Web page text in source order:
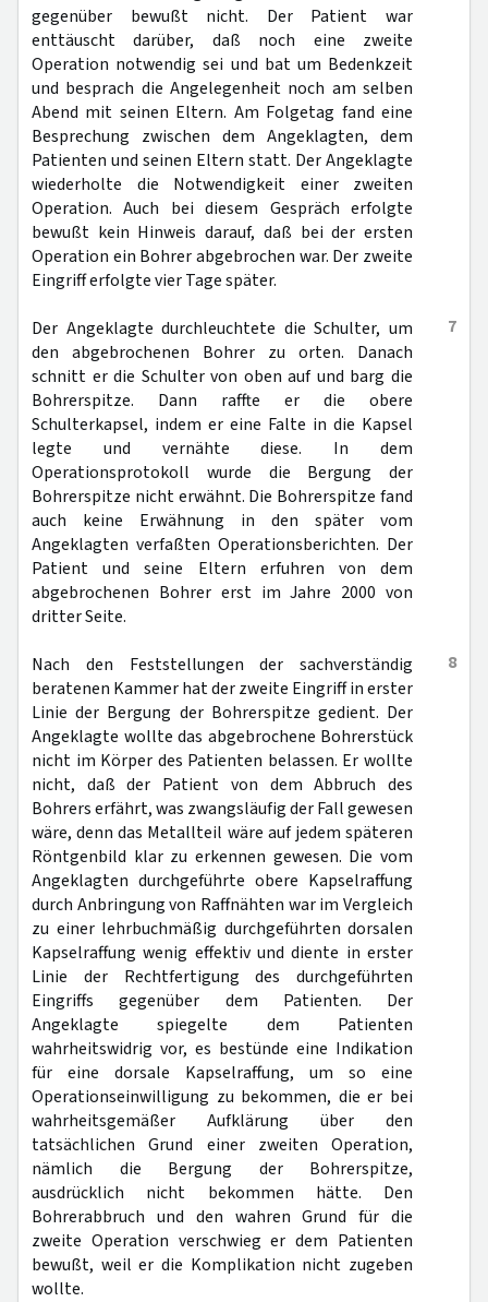
gegenüber bewußt nicht. Der Patient war
enttäuscht darüber, daß noch eine zweite
Operation notwendig sei und bat um Bedenkzeit
und besprach die Angelegenheit noch am selben
Abend mit seinen Eltern. Am Folgetag fand eine
Besprechung zwischen dem Angeklagten, dem
Patienten und seinen Eltern statt. Der Angeklagte
wiederholte die Notwendigkeit einer zweiten
Operation. Auch bei diesem Gespräch erfolgte
bewußt kein Hinweis darauf, daß bei der ersten
Operation ein Bohrer abgebrochen war. Der zweite
Eingriff erfolgte vier Tage später.
7
Der Angeklagte durchleuchtete die Schulter, um
den abgebrochenen Bohrer zu orten. Danach
schnitt er die Schulter von oben auf und barg die
Bohrerspitze. Dann raffte er die obere
Schulterkapsel, indem er eine Falte in die Kapsel
legte und vernähte diese. In dem
Operationsprotokoll wurde die Bergung der
Bohrerspitze nicht erwähnt. Die Bohrerspitze fand
auch keine Erwähnung in den später vom
Angeklagten verfaßten Operationsberichten. Der
Patient und seine Eltern erfuhren von dem
abgebrochenen Bohrer erst im Jahre 2000 von
dritter Seite.
8
Nach den Feststellungen der sachverständig
beratenen Kammer hat der zweite Eingriff in erster
Linie der Bergung der Bohrerspitze gedient. Der
Angeklagte wollte das abgebrochene Bohrerstück
nicht im Körper des Patienten belassen. Er wollte
nicht, daß der Patient von dem Abbruch des
Bohrers erfährt, was zwangsläufig der Fall gewesen
wäre, denn das Metallteil wäre auf jedem späteren
Röntgenbild klar zu erkennen gewesen. Die vom
Angeklagten durchgeführte obere Kapselraffung
durch Anbringung von Raffnähten war im Vergleich
zu einer lehrbuchmäßig durchgeführten dorsalen
Kapselraffung wenig effektiv und diente in erster
Linie der Rechtfertigung des durchgeführten
Eingriffs gegenüber dem Patienten. Der
Angeklagte spiegelte dem Patienten
wahrheitswidrig vor, es bestünde eine Indikation
für eine dorsale Kapselraffung, um so eine
Operationseinwilligung zu bekommen, die er bei
wahrheitsgemäßer Aufklärung über den
tatsächlichen Grund einer zweiten Operation,
nämlich die Bergung der Bohrerspitze,
ausdrücklich nicht bekommen hätte. Den
Bohrerabbruch und den wahren Grund für die
zweite Operation verschwieg er dem Patienten
bewußt, weil er die Komplikation nicht zugeben
wollte.